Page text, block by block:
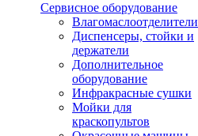
Сервисное оборудование
Влагомаслоотделители
Диспенсеры, стойки и
держатели
Дополнительное
оборудование
Инфракрасные сушки
Мойки для
краскопультов